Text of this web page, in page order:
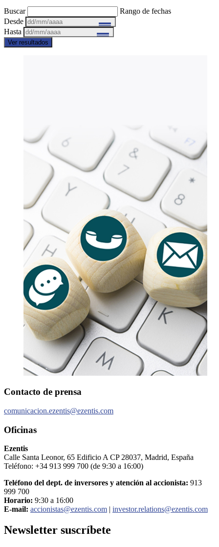
Buscar
Rango de fechas
Desde
Hasta
Contacto de prensa
comunicacion.ezentis@ezentis.com
Oficinas
Ezentis
Calle Santa Leonor, 65 Edificio A CP 28037, Madrid, España
Teléfono: +34 913 999 700 (de 9:30 a 16:00)
Teléfono del dept. de inversores y atención al accionista: 913
999 700
Horario: 9:30 a 16:00
E-mail: accionistas@ezentis.com investor.relations@ezentis.com
Newsletter suscríbete